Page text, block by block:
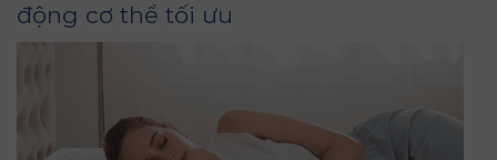
động cơ thể tối ưu